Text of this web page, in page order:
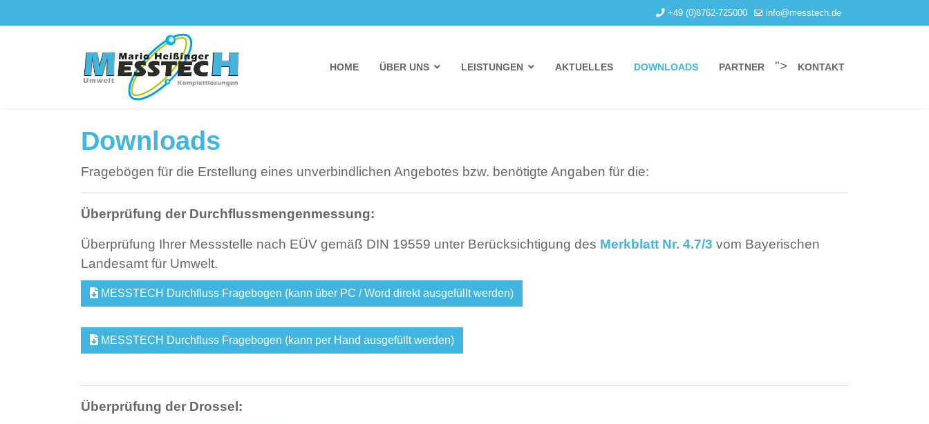
+49 (0)8762-725000 info@messtech.de
HOME ÜBER UNS LEISTUNGEN AKTUELLES DOWNLOADS PARTNER "> KONTAKT
Downloads
Fragebögen für die Erstellung eines unverbindlichen Angebotes bzw. benötigte Angaben für die:
Überprüfung der Durchflussmengenmessung:
Überprüfung Ihrer Messstelle nach EÜV gemäß DIN 19559 unter Berücksichtigung des Merkblatt Nr. 4.7/3 vom Bayerischen
Landesamt für Umwelt.
MESSTECH Durchfluss Fragebogen (kann über PC / Word direkt ausgefüllt werden)
MESSTECH Durchfluss Fragebogen (kann per Hand ausgefüllt werden)
Überprüfung der Drossel: